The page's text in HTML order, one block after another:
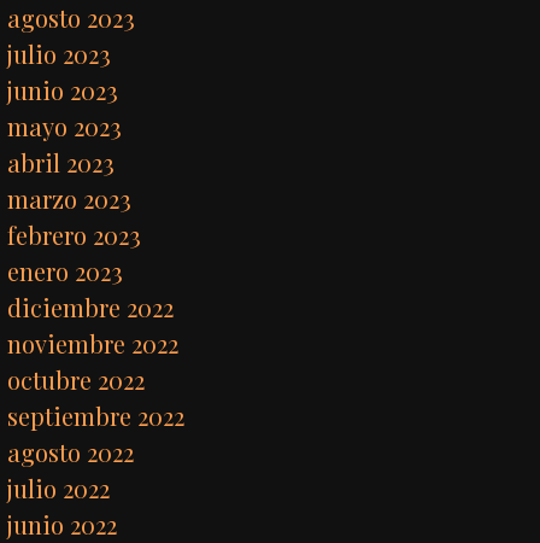
agosto 2023
julio 2023
junio 2023
mayo 2023
abril 2023
marzo 2023
febrero 2023
enero 2023
diciembre 2022
noviembre 2022
octubre 2022
septiembre 2022
agosto 2022
julio 2022
junio 2022